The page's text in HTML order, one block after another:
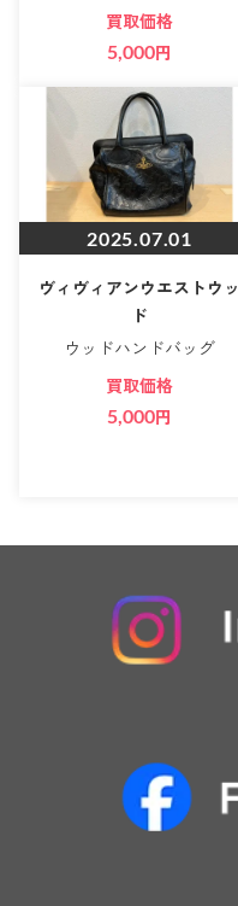
買取価格
5,000円
2025.07.01
ヴィヴィアンウエストウッ
ド
ウッドハンドバッグ
買取価格
5,000円